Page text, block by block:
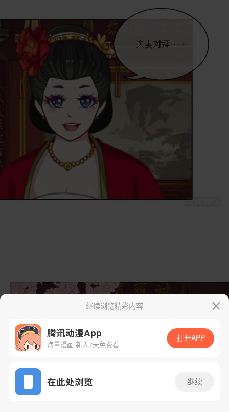
App免费看
继续浏览精彩内容
腾讯动漫App
海量漫画 新人7天免费看
打开APP
在此处浏览 继续